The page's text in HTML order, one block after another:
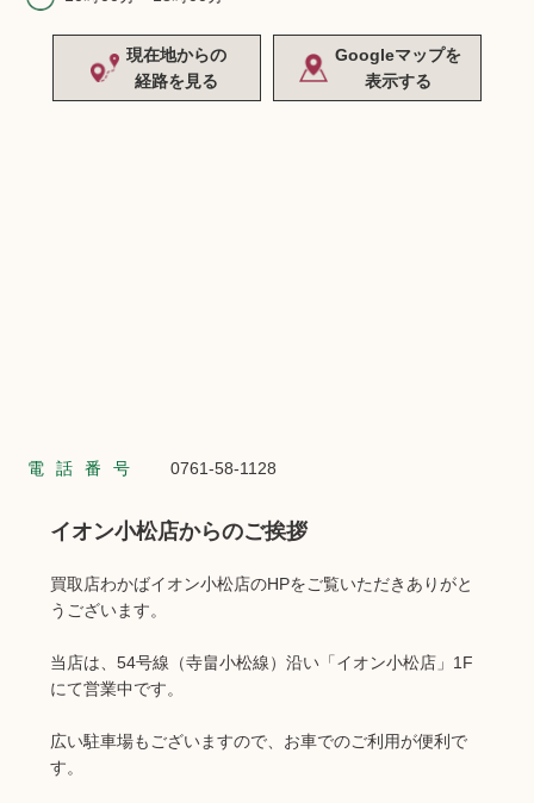
現在地からの
経路を見る
Googleマップを
表示する
電話番号 0761-58-1128
イオン小松店からのご挨拶
買取店わかばイオン小松店のHPをご覧いただきありがと
うございます。
当店は、54号線（寺畠小松線）沿い「イオン小松店」1F
にて営業中です。
広い駐車場もございますので、お車でのご利用が便利で
す。